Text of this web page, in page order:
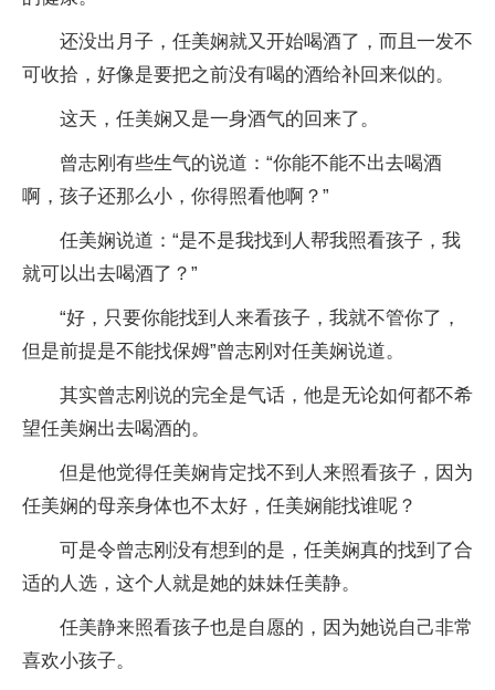
还没出月子，任美娴就又开始喝酒了，而且一发不
可收拾，好像是要把之前没有喝的酒给补回来似的。
这天，任美娴又是一身酒气的回来了。
曾志刚有些生气的说道：“你能不能不出去喝酒
啊，孩子还那么小，你得照看他啊？”
任美娴说道：“是不是我找到人帮我照看孩子，我
就可以出去喝酒了？”
“好，只要你能找到人来看孩子，我就不管你了，
但是前提是不能找保姆”曾志刚对任美娴说道。
其实曾志刚说的完全是气话，他是无论如何都不希
望任美娴出去喝酒的。
但是他觉得任美娴肯定找不到人来照看孩子，因为
任美娴的母亲身体也不太好，任美娴能找谁呢？
可是令曾志刚没有想到的是，任美娴真的找到了合
适的人选，这个人就是她的妹妹任美静。
任美静来照看孩子也是自愿的，因为她说自己非常
喜欢小孩子。